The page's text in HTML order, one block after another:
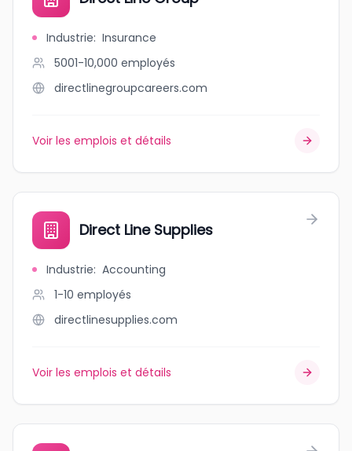
Industrie: Insurance
5001-10,000 employés
directlinegroupcareers.com
Voir les emplois et détails
Direct Line Supplies
Industrie: Accounting
1-10 employés
directlinesupplies.com
Voir les emplois et détails